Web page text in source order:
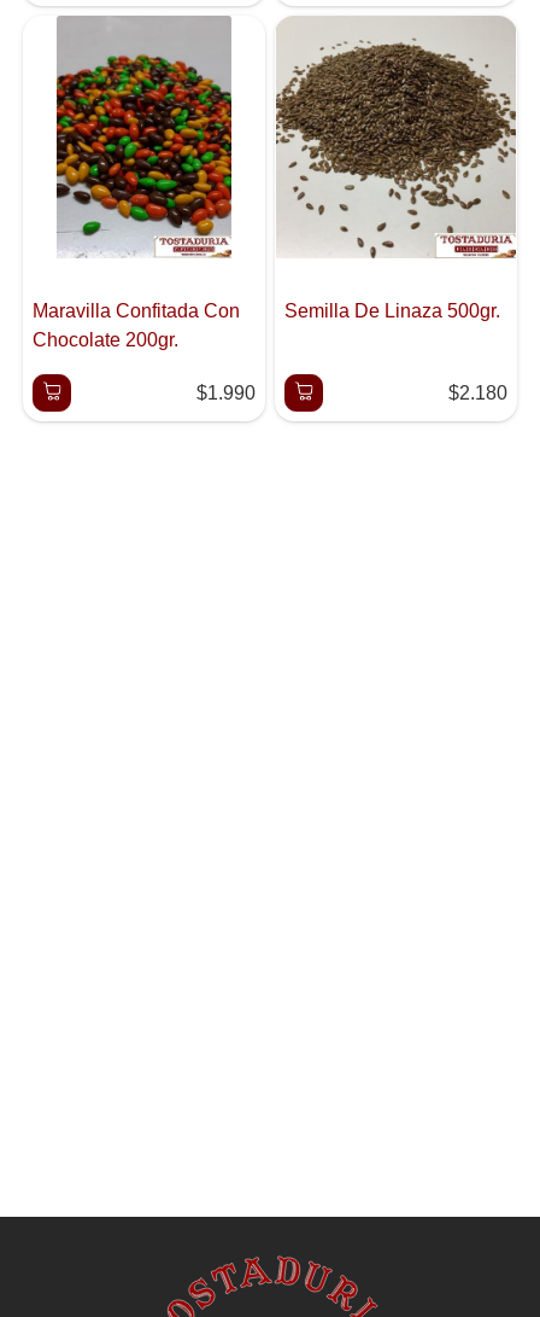
Maravilla Confitada Con
Chocolate 200gr.
$1.990
Semilla De Linaza 500gr.
$2.180